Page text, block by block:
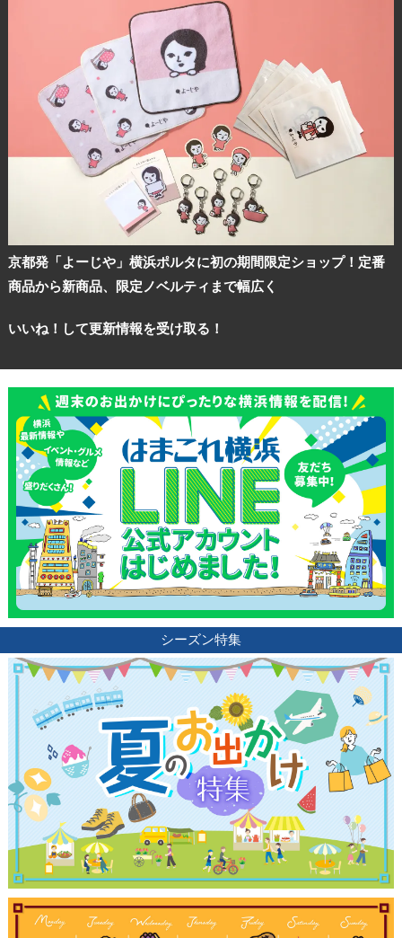
京都発「よーじや」横浜ポルタに初の期間限定ショップ！定番
商品から新商品、限定ノベルティまで幅広く
いいね！して更新情報を受け取る！
シーズン特集